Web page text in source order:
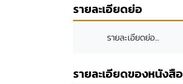
รายละเอียดย่อ
รายละเอียดย่อ...
รายละเอียดของหนังสือ